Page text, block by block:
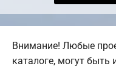
Внимание! Любые
каталоге, могут